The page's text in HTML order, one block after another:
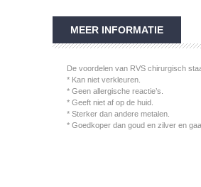
MEER INFORMATIE
De voordelen van RVS chirurgisch
* Kan niet verkleuren.
* Geen allergische reactie’s.
* Geeft niet af op de huid.
* Sterker dan andere metalen.
* Goedkoper dan goud en zilver en